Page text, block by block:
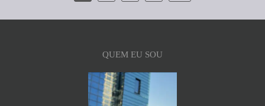
QUEM EU SOU